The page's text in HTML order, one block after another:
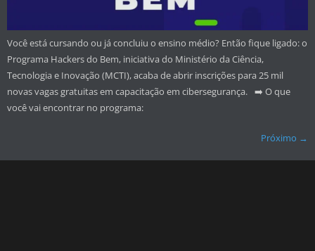
Você está cursando ou já concluiu o ensino médio? Então fique ligado: o
Programa Hackers do Bem, iniciativa do Ministério da Ciência,
Tecnologia e Inovação (MCTI), acaba de abrir inscrições para 25 mil
novas vagas gratuitas em capacitação em cibersegurança.⠀➡️ O que
você vai encontrar no programa:
Próximo →